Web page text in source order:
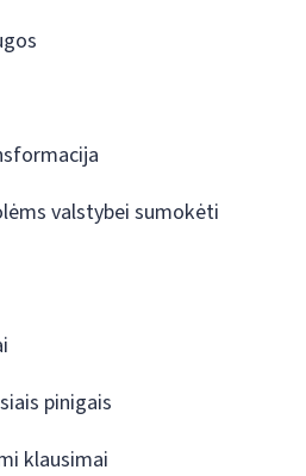
valstybei sumokėti
pinigais
klausimai